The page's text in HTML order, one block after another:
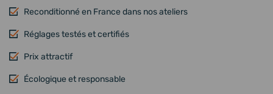
Reconditionné en France dans nos ateliers
Réglages testés et certifiés
Prix attractif
Écologique et responsable